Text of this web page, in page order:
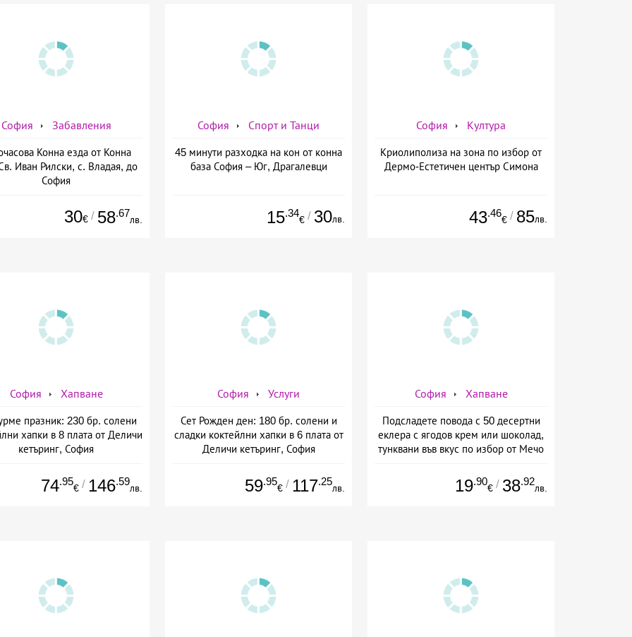
София Забавления
Конна езда от Конна
Иван Рилски, с. Владая, до
София
30€ / 58.67
лв.
София Спорт и Танци
45 минути разходка на кон от конна
база София – Юг, Драгалевци
15.34
€ / 30лв.
София Култура
Криолиполиза на зона по избор от
Дермо-Естетичен център Симона
43.46
€ / 85лв.
София Хапване
празник: 230 бр. солени
хапки в 8 плата от Деличи
кетъринг, София
74.95
€ / 146.59
лв.
София Услуги
Сет Рожден ден: 180 бр. солени и
сладки коктейлни хапки в 6 плата от
Деличи кетъринг, София
59.95
€ / 117.25
лв.
София Хапване
Подсладете повода с 50 десертни
еклера с ягодов крем или шоколад,
тунквани във вкус по избор от Мечо
19.90
€ / 38.92
лв.